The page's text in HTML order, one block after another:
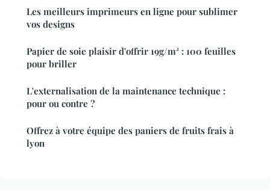
Les meilleurs imprimeurs en ligne pour sublimer
vos designs
Papier de soie plaisir d'offrir 19g/m² : 100 feuilles
pour briller
L'externalisation de la maintenance technique :
pour ou contre ?
Offrez à votre équipe des paniers de fruits frais à
lyon